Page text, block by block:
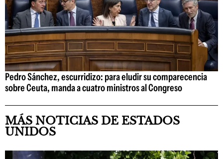
Pedro Sánchez, escurridizo: para eludir su comparecencia
sobre Ceuta, manda a cuatro ministros al Congreso
MÁS NOTICIAS DE ESTADOS
UNIDOS